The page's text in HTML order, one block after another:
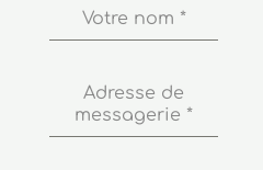
Votre nom *
Adresse de
messagerie *